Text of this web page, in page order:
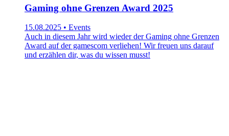
Gaming ohne Grenzen Award 2025
15.08.2025 • Events
Auch in diesem Jahr wird wieder der Gaming ohne Grenzen
Award auf der gamescom verliehen! Wir freuen uns darauf
und erzählen dir, was du wissen musst!